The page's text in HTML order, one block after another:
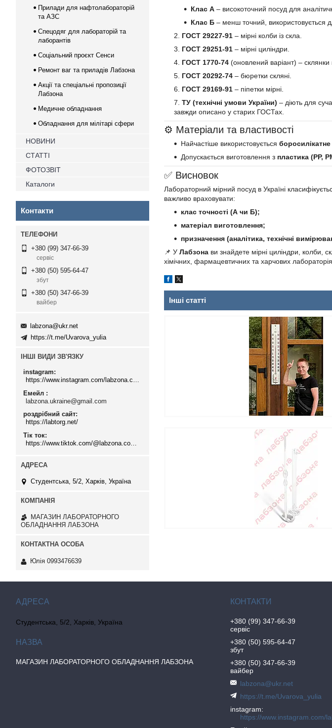
Клас А – високоточний посуд для
Клас Б – менш точний, використовується
ГОСТ 29227-91 – мірні колби із скла.
ГОСТ 29251-91 – мірні циліндри.
ГОСТ 1770-74 (оновлений варіант) – склянки
ГОСТ 20292-74 – бюретки скляні.
ГОСТ 29169-91 – піпетки мірні.
ТУ (технічні умови України) – діють для
завжди описано у старих ГОСТах.
⚙️ Матеріали та властивості
Найчастіше використовується
Допускається виготовлення з пластика (PP,
✅ Висновок
Лабораторний мірний посуд в Україні
важливо враховувати:
клас точності (А чи Б);
матеріал виготовлення;
призначення (аналітика, технічні
📌 У Лабзона ви знайдете мірні циліндри, колби,
хімічних, фармацевтичних та харчових
Інші статті
Прилади для нафтолабораторій
та АЗС
Спецодяг для лабораторій та
лаборантів
Соціальний проєкт Сенси
Ремонт ваг та приладів Лабзона
Акції та спеціальні пропозиції
Лабзона
Медичне обладнання
Обладнання для мілітарі сфери
НОВИНИ
СТАТТІ
ФОТОЗВІТ
Каталоги
Контакти
+380 (99) 347-66-39
сервіс
+380 (50) 595-64-47
збут
+380 (50) 347-66-39
вайбер
labzona@ukr.net
https://t.me/Uvarova_yulia
ІНШІ ВИДИ ЗВ'ЯЗКУ
instagram
https://www.instagram.com/labzona.com.ua/
Емейл
labzona.ukraine@gmail.com
роздрібний сайт
https://labtorg.net/
Тік ток
Студентська, 5/2, Харків, Україна
МАГАЗИН ЛАБОРАТОРНОГО
ОБЛАДНАННЯ ЛАБЗОНА
Юлія 0993476639
Студентська, 5/2, Харків, Україна
МАГАЗИН ЛАБОРАТОРНОГО ОБЛАДНАННЯ ЛАБЗОНА
+380 (99) 347-66-39
сервіс
+380 (50) 595-64-47
збут
+380 (50) 347-66-39
вайбер
labzona@ukr.net
https://t.me/Uvarova_yulia
instagram
https://www.instagram.com/